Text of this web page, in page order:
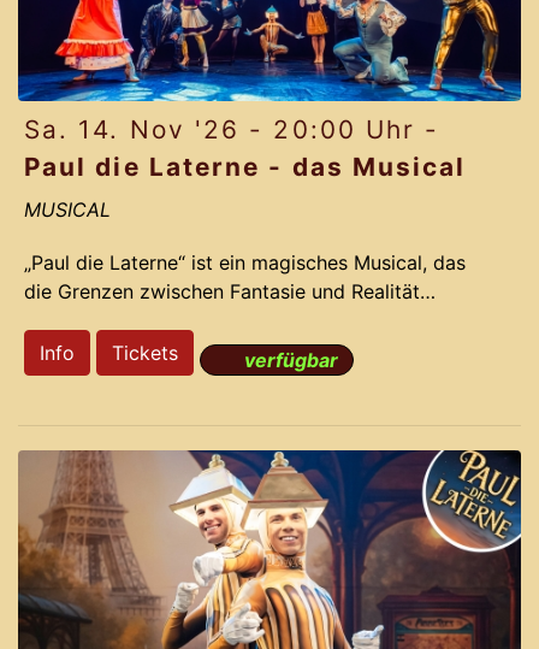
Sa. 14. Nov '26 - 20:00 Uhr -
Paul die Laterne - das Musical
MUSICAL
„Paul die Laterne“ ist ein magisches Musical, das
die Grenzen zwischen Fantasie und Realität
Erfolgsproduzenten des Gloria-Theaters nehmen
Dich mit auf eine irrwitzige Reise voller Romantik,
Musical LICHTERLOH aus dem Jahr 2012 gelingt
Komponist Jochen Frank Schmidt und seinem
Team ein Remake, das das Originals mit neuen
bahnbrechenden Ideen vergoldet.
Pa
Info Tickets verfügbar